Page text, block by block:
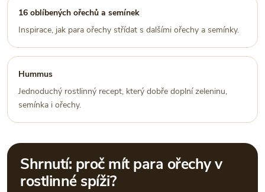
16 oblíbených ořechů a semínek
Inspirace, jak para ořechy střídat s dalšími ořechy a semínky.
Hummus
Jednoduchý rostlinný recept, který dobře doplní zeleninu,
semínka i ořechy.
Shrnutí: proč mít para ořechy v
rostlinné spíži?